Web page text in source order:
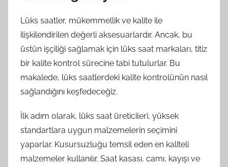
Lüks saatler, mükemmellik ve kalite ile
ilişkilendirilen değerli aksesuarlardır. Ancak, bu
üstün işçiliği sağlamak için lüks saat markaları, titiz
bir kalite kontrol sürecine tabi tutulurlar. Bu
makalede, lüks saatlerdeki kalite kontrolünün nasıl
sağlandığını keşfedeceğiz.
İlk adım olarak, lüks saat üreticileri, yüksek
standartlara uygun malzemelerin seçimini
yaparlar. Kusursuzluğu temsil eden en kaliteli
malzemeler kullanılır. Saat kasası, camı, kayışı ve